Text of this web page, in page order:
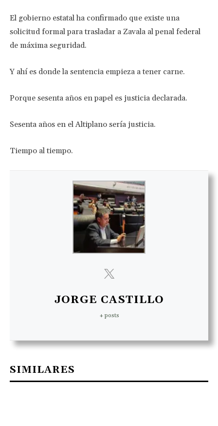
El gobierno estatal ha confirmado que existe una
solicitud formal para trasladar a Zavala al penal federal
de máxima seguridad.
Y ahí es donde la sentencia empieza a tener carne.
Porque sesenta años en papel es justicia declarada.
Sesenta años en el Altiplano sería justicia.
Tiempo al tiempo.
JORGE CASTILLO
+ posts
SIMILARES